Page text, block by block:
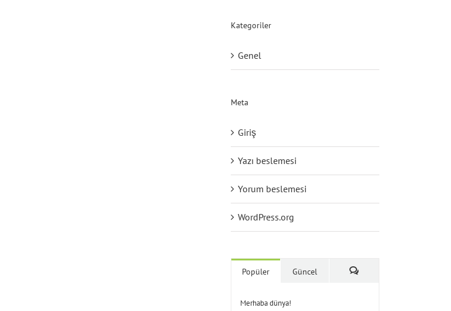
Kategoriler
Genel
Meta
Giriş
Yazı beslemesi
Yorum beslemesi
WordPress.org
Popüler Güncel
Merhaba dünya!